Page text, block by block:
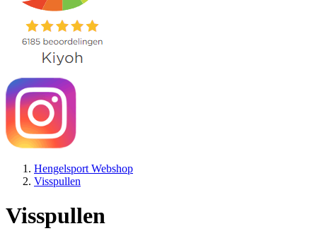
Hengelsport Webshop
Visspullen
Visspullen